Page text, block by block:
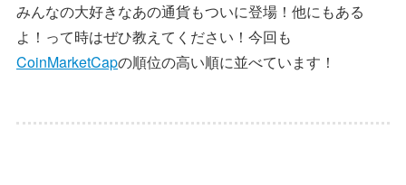
みんなの大好きなあの通貨もついに登場！他にもある
よ！って時はぜひ教えてください！今回も
CoinMarketCapの順位の高い順に並べています！